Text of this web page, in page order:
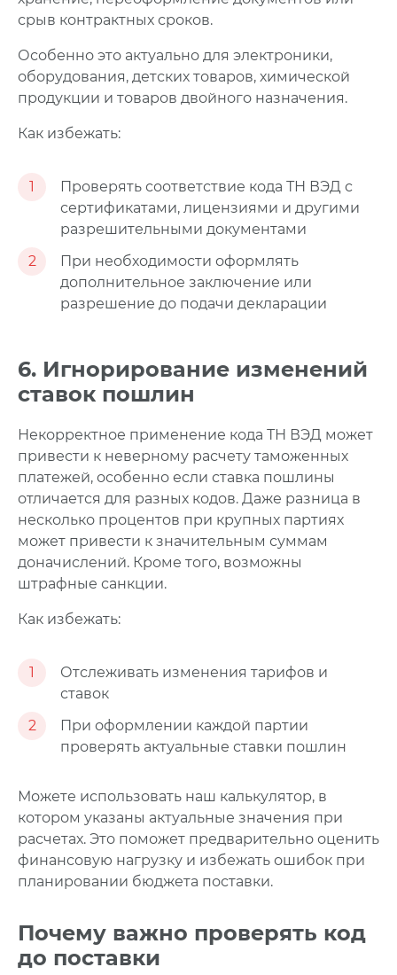
срыв контрактных сроков.
Особенно это актуально для электроники,
оборудования, детских товаров, химической
продукции и товаров двойного назначения.
Как избежать:
1
Проверять соответствие кода ТН ВЭД с
сертификатами, лицензиями и другими
разрешительными документами
2
При необходимости оформлять
дополнительное заключение или
разрешение до подачи декларации
6. Игнорирование изменений
ставок пошлин
Некорректное применение кода ТН ВЭД может
привести к неверному расчету таможенных
платежей, особенно если ставка пошлины
отличается для разных кодов. Даже разница в
несколько процентов при крупных партиях
может привести к значительным суммам
доначислений. Кроме того, возможны
штрафные санкции.
Как избежать:
1
Отслеживать изменения тарифов и
ставок
2
При оформлении каждой партии
проверять актуальные ставки пошлин
Можете использовать наш калькулятор, в
котором указаны актуальные значения при
расчетах. Это поможет предварительно оценить
финансовую нагрузку и избежать ошибок при
планировании бюджета поставки.
Почему важно проверять код
до поставки